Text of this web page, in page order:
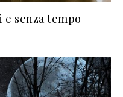
senza tempo